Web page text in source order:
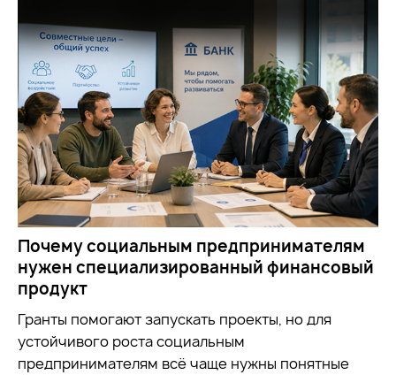
Почему социальным предпринимателям
нужен специализированный финансовый
продукт
Гранты помогают запускать проекты, но для
устойчивого роста социальным
предпринимателям всё чаще нужны понятные